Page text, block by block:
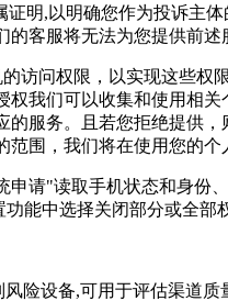
明,以明确您作为投诉主
客服将无法为您提供前述
访问权限，以实现这些权
我们可以收集和使用相
服务。且若您拒绝提供
围，我们将在使用您的个
申请"读取手机状态和身份
能中选择关闭部分或全部
险设备,可用于评估渠道质